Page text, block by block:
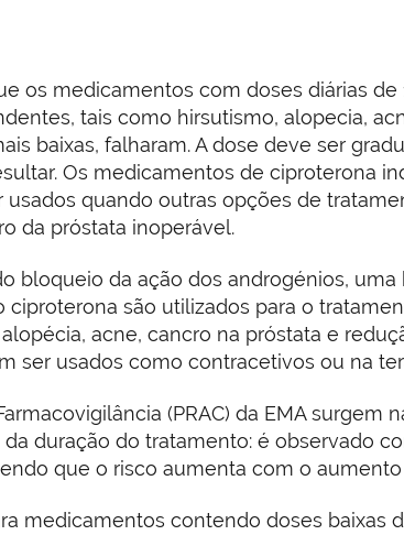
os medicamentos com doses diárias
tais como hirsutismo, alopecia,
baixas, falharam. A dose deve ser
Os medicamentos de ciproterona
quando outras opções de
da próstata inoperável.
bloqueio da ação dos androgénios,
são utilizados para o
acne, cancro na próstata e
ser usados como contracetivos ou na
(PRAC) da EMA surgem
duração do tratamento: é observado
que o risco aumenta com o
medicamentos contendo doses baixas